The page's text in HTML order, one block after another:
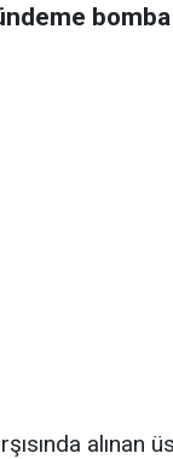
alınan